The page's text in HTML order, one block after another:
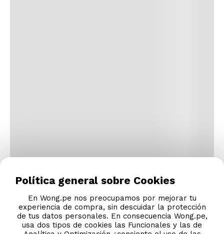
Política general sobre Cookies
En Wong.pe nos preocupamos por mejorar tu
experiencia de compra, sin descuidar la protección
de tus datos personales. En consecuencia Wong.pe,
usa dos tipos de cookies las Funcionales y las de